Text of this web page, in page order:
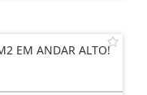
EM ANDAR ALTO!